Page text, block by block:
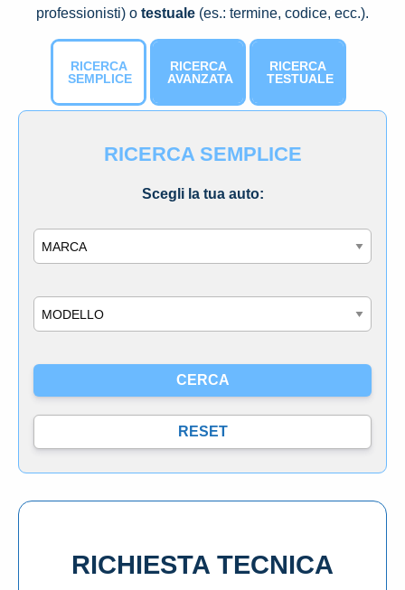
professionisti) o testuale (es.: termine, codice, ecc.).
RICERCA
SEMPLICE
RICERCA
AVANZATA
RICERCA
TESTUALE
RICERCA SEMPLICE
Scegli la tua auto:
RICHIESTA TECNICA